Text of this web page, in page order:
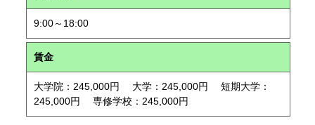
9:00～18:00
賃金
大学院：245,000円 大学：245,000円 短期大学：
245,000円 専修学校：245,000円